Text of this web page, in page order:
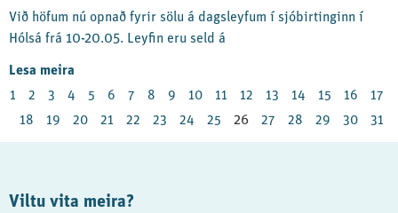
Við höfum nú opnað fyrir sölu á dagsleyfum í sjóbirtinginn í
Hólsá frá 10-20.05. Leyfin eru seld á
Lesa meira
1 2 3 4 5 6 7 8 9 10 11 12 13 14 15 16
17
18
19 20 21 22 23 24 25 26 27 28 29 30 31
Viltu vita meira?